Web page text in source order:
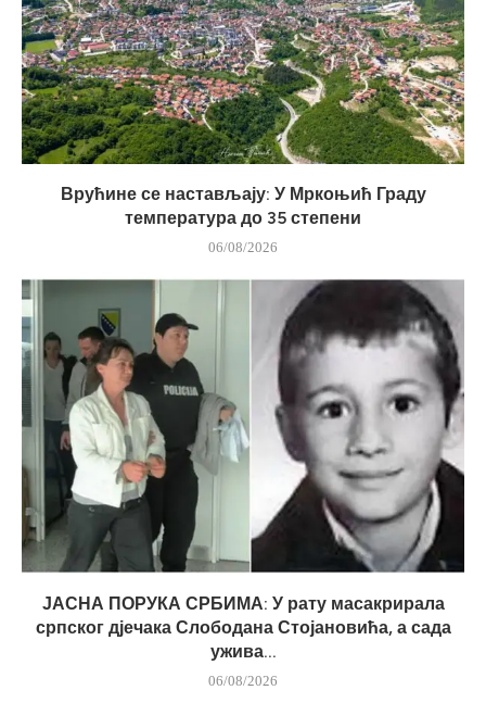
Врућине се настављају: У Мркоњић Граду
температура до 35 степени
06/08/2026
ЈАСНА ПОРУКА СРБИМА: У рату масакрирала
српског дјечака Слободана Стојановића, а сада
ужива...
06/08/2026